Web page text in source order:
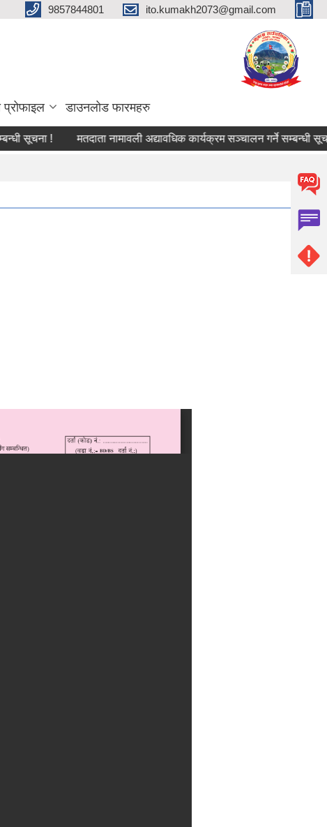
9857844801 ito.kumakh2073@gmail.com
प्रोफाइल डाउनलोड फारमहरु
सूचना ! मतदाता नामावली अद्यावधिक कार्यक्रम सञ्चालन गर्ने सम्बन्धी सूचना !